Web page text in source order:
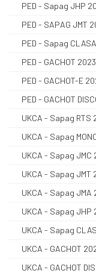
PED - Sapag JHP
PED - SAPAG JMT
PED - Sapag
PED - GACHOT
PED - GACHOT-E
PED - GACHOT
UKCA - Sapag RTS
UKCA - Sapag
UKCA - Sapag JMC
UKCA - Sapag JMT
UKCA - Sapag JMA
UKCA - Sapag JHP
UKCA - Sapag
UKCA - GACHOT
UKCA - GACHOT